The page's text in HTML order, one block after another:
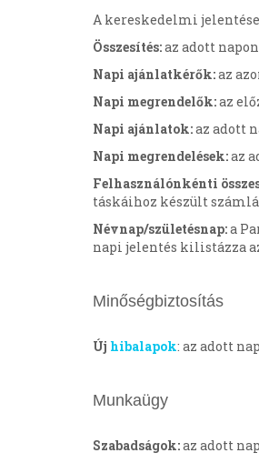
A kereskedelmi
Összesítés:az adott
Napi ajánlatkérők:az
Napi megrendelők:az
Napi ajánlatok:az adott
Napi megrendelések:az
Felhasználónkénti
táskáihoz készült
Névnap/születésnap:a
napi jelentés kilistázza
Minőségbiztosítás
Új hibalapok: az adott
Munkaügy
Szabadságok:az adott